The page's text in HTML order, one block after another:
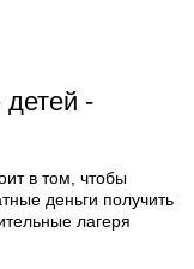
-
в том, чтобы
деньги получить
лагеря